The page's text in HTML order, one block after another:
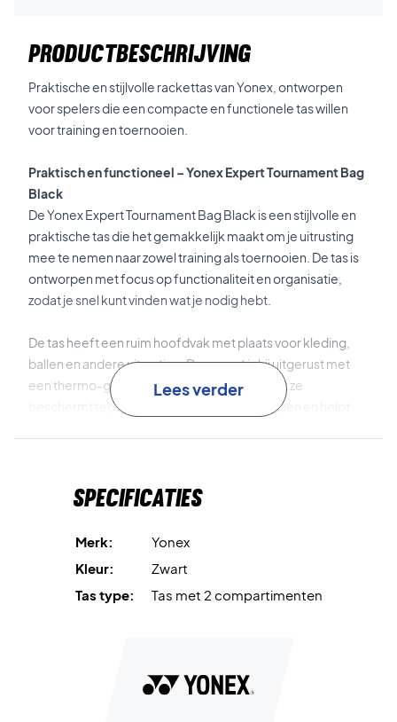
PRODUCTBESCHRIJVING
Praktische en stijlvolle rackettas van Yonex, ontworpen
voor spelers die een compacte en functionele tas willen
voor training en toernooien.
Praktisch en functioneel – Yonex Expert Tournament Bag
Black
De Yonex Expert Tournament Bag Black is een stijlvolle en
praktische tas die het gemakkelijk maakt om je uitrusting
mee te nemen naar zowel training als toernooien. De tas is
ontworpen met focus op functionaliteit en organisatie,
zodat je snel kunt vinden wat je nodig hebt.
De tas heeft een ruim hoofdvak met plaats voor kleding,
ballen en andere uitrusting. Daarnaast is hij uitgerust met
een thermo-geïsoleerd vak voor rackets, dat ze
beschermt tegen temperatuurschommelingen en helpt
temperatuurverschillen.
Groot hoofdvak
biedt ruimte voor kleding, ballen en
overige uitrusting.
Lees verder
Specificaties
Merk:
Yonex
Kleur:
Zwart
Tas type:
Tas met 2 compartimenten